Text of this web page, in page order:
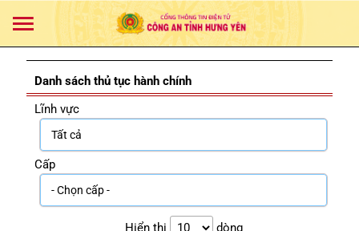
Danh sách thủ tục hành chính
Lĩnh vực
Cấp
Hiển thị dòng